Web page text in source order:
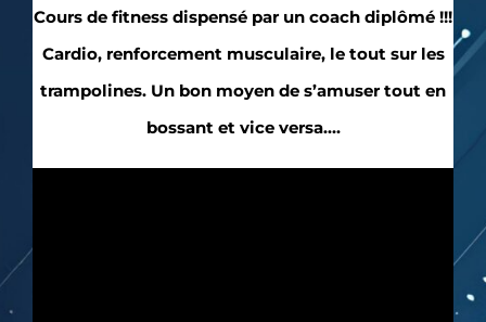
Cours de fitness dispensé par un coach diplômé !!!
Cardio, renforcement musculaire, le tout sur les
trampolines. Un bon moyen de s’amuser tout en
bossant et vice versa….